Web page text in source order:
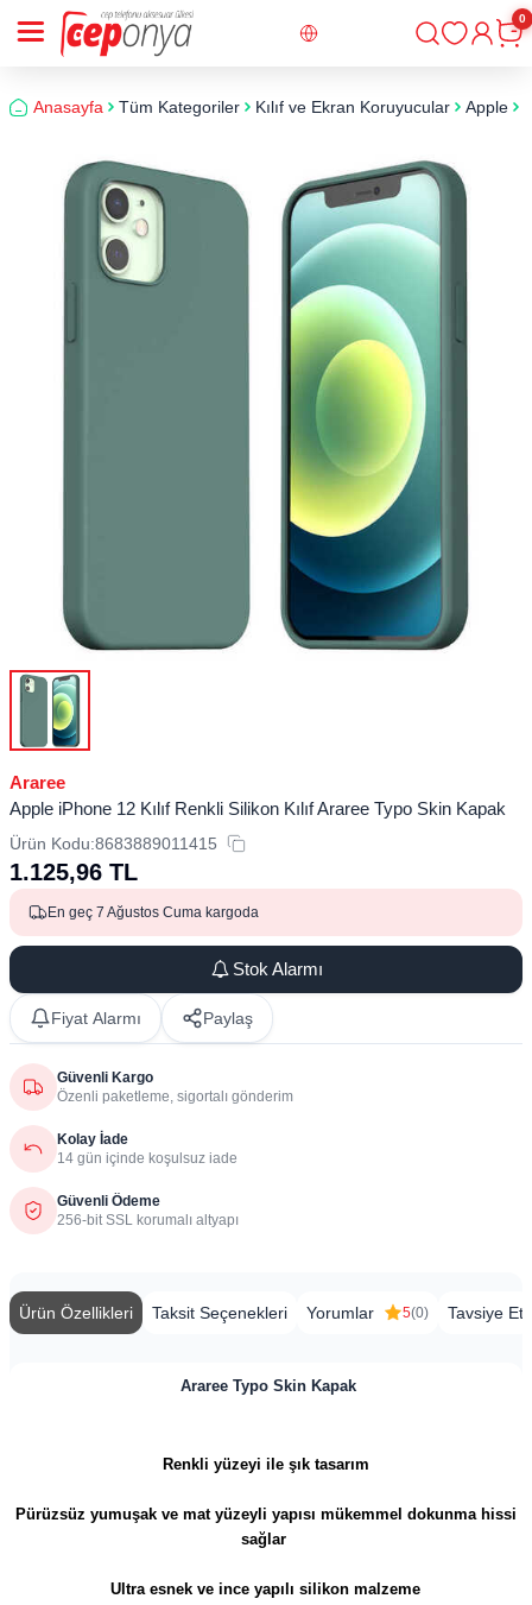
Giriş
0
Anasayfa Tüm Kategoriler Kılıf ve Ekran Koruyucular Apple
Araree
Apple iPhone 12 Kılıf Renkli Silikon Kılıf Araree Typo Skin Kapak
Ürün Kodu:8683889011415
1.125,96 TL
En geç 7 Ağustos Cuma kargoda
Stok Alarmı
Fiyat Alarmı Paylaş
Güvenli Kargo
Özenli paketleme, sigortalı gönderim
Kolay İade
14 gün içinde koşulsuz iade
Güvenli Ödeme
256-bit SSL korumalı altyapı
Ürün Özellikleri Taksit Seçenekleri Yorumlar 5(0) Tavsiye Et
Araree Typo Skin Kapak
Renkli yüzeyi ile şık tasarım
Pürüzsüz yumuşak ve mat yüzeyli yapısı mükemmel dokunma hissi
sağlar
Ultra esnek ve ince yapılı silikon malzeme